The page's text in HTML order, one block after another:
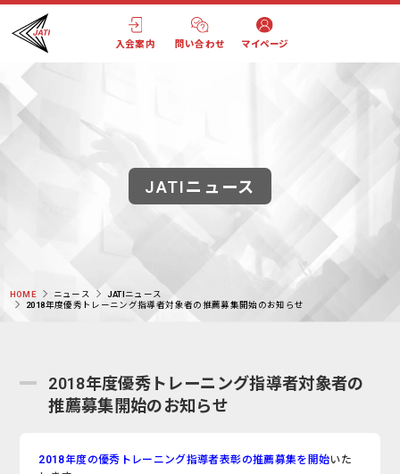
入会案内 問い合わせ マイページ
JATIニュース
HOME ニュース
JATIニュース
2018年度優秀トレーニング指導者対象者の推薦募集開始のお知らせ
2018年度優秀トレーニング指導者対象者の
推薦募集開始のお知らせ
2018年度の優秀トレーニング指導者表彰の推薦募集を開始いた